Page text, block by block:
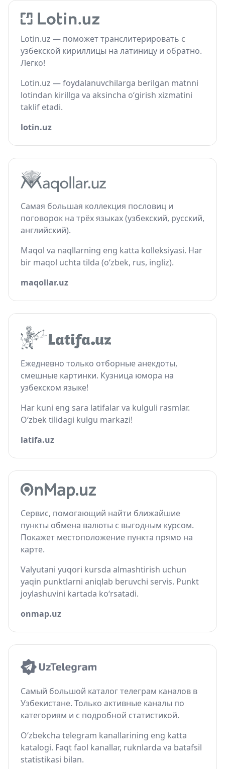
Lotin.uz — поможет транслитерировать с
узбекской кириллицы на латиницу и обратно.
Легко!
Lotin.uz — foydalanuvchilarga berilgan matnni
lotindan kirillga va aksincha o‘girish xizmatini
taklif etadi.
lotin.uz
Самая большая коллекция пословиц и
поговорок на трёх языках (узбекский, русский,
английский).
Maqol va naqllarning eng katta kolleksiyasi. Har
bir maqol uchta tilda (o‘zbek, rus, ingliz).
maqollar.uz
Ежедневно только отборные анекдоты,
смешные картинки. Кузница юмора на
узбекском языке!
Har kuni eng sara latifalar va kulguli rasmlar.
O‘zbek tilidagi kulgu markazi!
latifa.uz
Сервис, помогающий найти ближайшие
пункты обмена валюты с выгодным курсом.
Покажет местоположение пункта прямо на
карте.
Valyutani yuqori kursda almashtirish uchun
yaqin punktlarni aniqlab beruvchi servis. Punkt
joylashuvini kartada ko‘rsatadi.
onmap.uz
Самый большой каталог телеграм каналов в
Узбекистане. Только активные каналы по
категориям и с подробной статистикой.
O‘zbekcha telegram kanallarining eng katta
katalogi. Faqt faol kanallar, ruknlarda va batafsil
statistikasi bilan.